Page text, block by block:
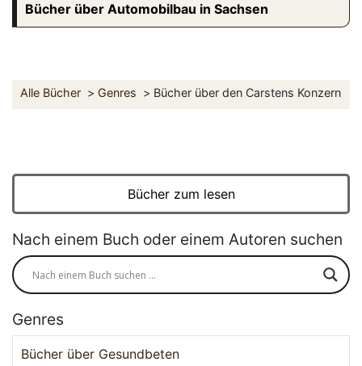
Bücher über Automobilbau in Sachsen
Alle Bücher Genres Bücher über den Carstens Konzern
Bücher zum lesen
Nach einem Buch oder einem Autoren suchen
Genres
Bücher über Gesundbeten